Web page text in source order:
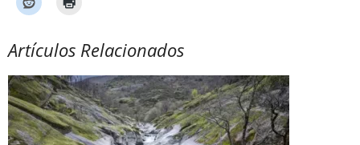
Artículos Relacionados